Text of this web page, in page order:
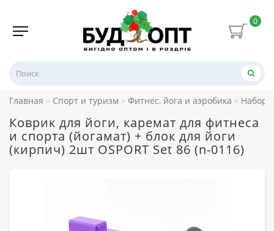
0
Главная Спорт и туризм Фитнес, йога и аэробика
Коврик для йоги, каремат для фитнеса
и спорта (йогамат) + блок для йоги
(кирпич) 2шт OSPORT Set 86 (n-0116)